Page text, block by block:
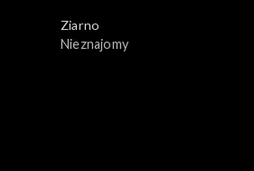
Ziarno
Nieznajomy